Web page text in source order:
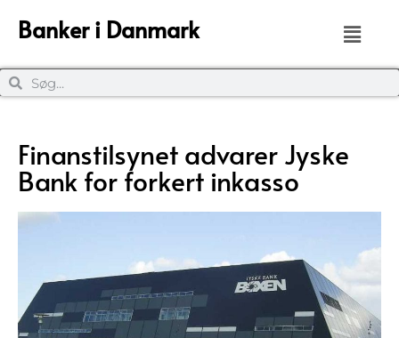
Banker i Danmark
Finanstilsynet advarer Jyske
Bank for forkert inkasso